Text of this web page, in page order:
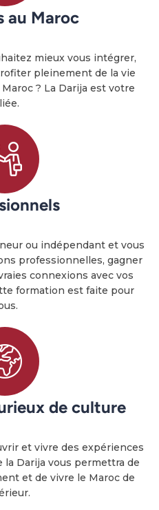
au Maroc
mieux vous intégrer,
pleinement de la vie
? La Darija est votre
ou indépendant et vous
professionnelles, gagner
connexions avec vos
formation est faite pour
de culture
et vivre des expériences
Darija vous permettra de
et de vivre le Maroc de